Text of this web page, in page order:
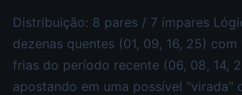
Distribuição: 8 pares / 7 ímpares
dezenas quentes (01, 09, 16, 25)
frias do período recente (06, 08, 14,
apostando em uma possível "virada"